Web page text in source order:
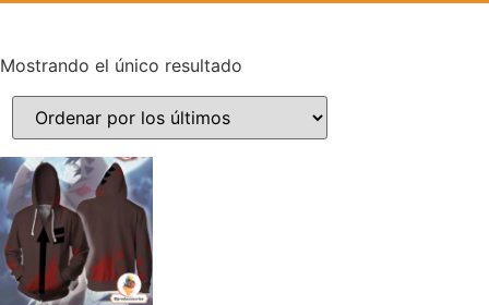
Mostrando el único resultado